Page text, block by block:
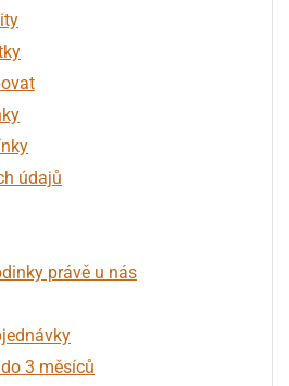
údajů
právě u nás
3 měsíců